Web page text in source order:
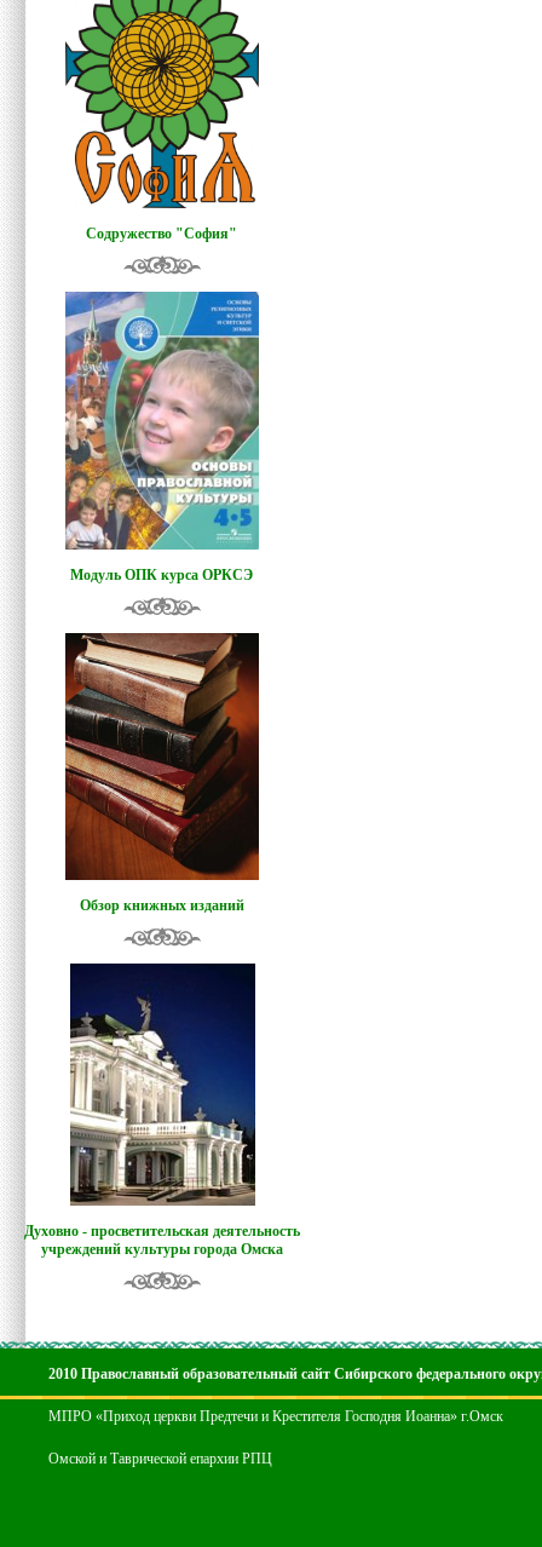
Содружество "София"
Модуль ОПК курса ОРКСЭ
Обзор книжных изданий
Духовно - просветительская деятельность
учреждений культуры города Омска
2010 Православный образовательный сайт Сибирского федерального
МПРО «Приход церкви Предтечи и Крестителя Господня Иоанна» г.Омск
Омской и Таврической епархии РПЦ